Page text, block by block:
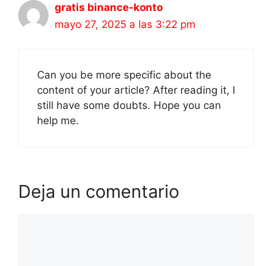
gratis binance-konto
mayo 27, 2025 a las 3:22 pm
Can you be more specific about the
content of your article? After reading it, I
still have some doubts. Hope you can
help me.
Deja un comentario